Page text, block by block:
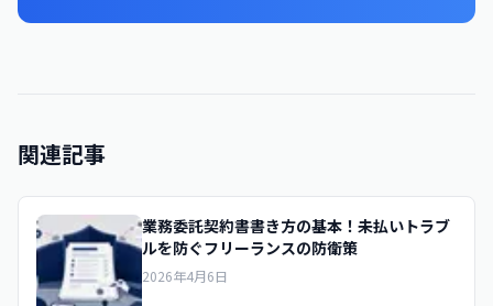
関連記事
業務委託契約書書き方の基本！未払いトラブ
ルを防ぐフリーランスの防衛策
2026年4月6日